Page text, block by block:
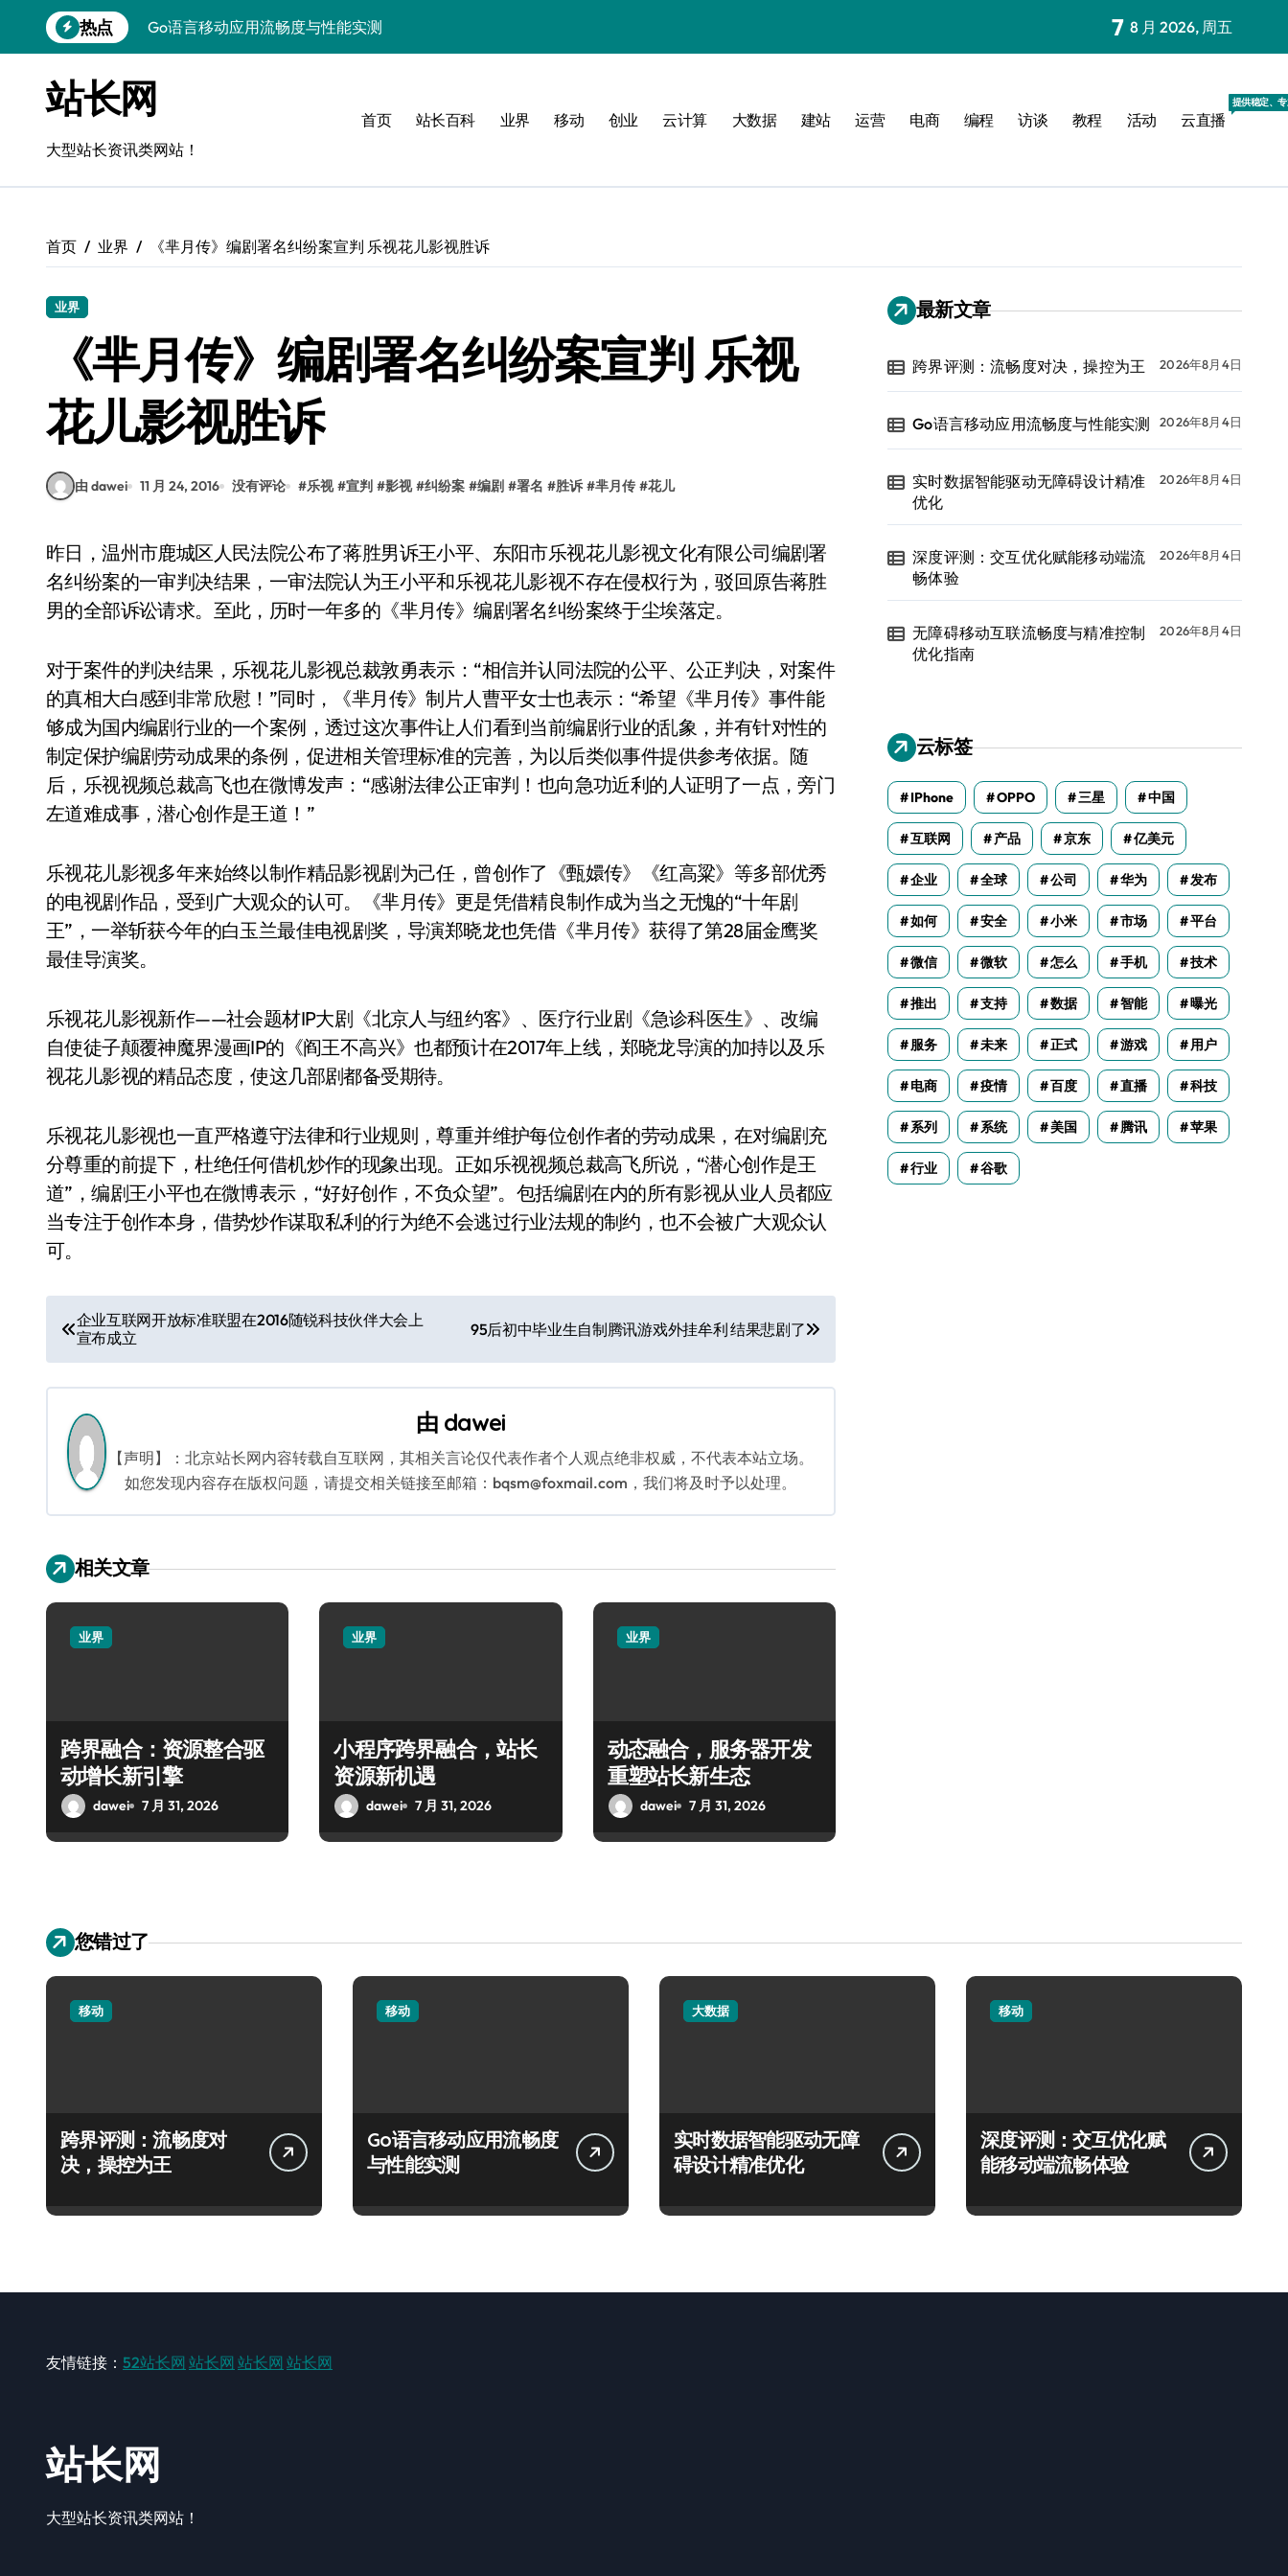
到
热点
Go语言移动应用流畅度与性能实测
深度评测：交互优化赋能移动端流畅体验
无障碍移动互联流畅度与精准控制优化指南
移动互联产品流畅度与精准控制优化实战
移动互联中计算机视觉流畅度与精准度评测
跨界评测：流畅度对决，操控为王
7 8 月 2026, 周五
站长网
大型站长资讯类网站！
首页 站长百科 业界 移动 创业 云计算 大数据 建站 运营 电商 编程 访谈 教程 活动 云直播
提供稳定、
首页 业界 《芈月传》编剧署名纠纷案宣判 乐视花儿影视胜诉
业界
《芈月传》编剧署名纠纷案宣判 乐视
花儿影视胜诉
由 dawei 11 月 24, 2016 没有评论 #乐视 #宣判 #影视 #纠纷案 #编剧 #署名 #胜诉 #芈月传 #花儿
昨日，温州市鹿城区人民法院公布了蒋胜男诉王小平、东阳市乐视花儿影视文化有限公司编剧署
名纠纷案的一审判决结果，一审法院认为王小平和乐视花儿影视不存在侵权行为，驳回原告蒋胜
男的全部诉讼请求。至此，历时一年多的《芈月传》编剧署名纠纷案终于尘埃落定。
对于案件的判决结果，乐视花儿影视总裁敦勇表示：“相信并认同法院的公平、公正判决，对案件
的真相大白感到非常欣慰！”同时，《芈月传》制片人曹平女士也表示：“希望《芈月传》事件能
够成为国内编剧行业的一个案例，透过这次事件让人们看到当前编剧行业的乱象，并有针对性的
制定保护编剧劳动成果的条例，促进相关管理标准的完善，为以后类似事件提供参考依据。随
后，乐视视频总裁高飞也在微博发声：“感谢法律公正审判！也向急功近利的人证明了一点，旁门
左道难成事，潜心创作是王道！”
乐视花儿影视多年来始终以制作精品影视剧为己任，曾创作了《甄嬛传》《红高粱》等多部优秀
的电视剧作品，受到广大观众的认可。《芈月传》更是凭借精良制作成为当之无愧的“十年剧
王”，一举斩获今年的白玉兰最佳电视剧奖，导演郑晓龙也凭借《芈月传》获得了第28届金鹰奖
最佳导演奖。
乐视花儿影视新作——社会题材IP大剧《北京人与纽约客》、医疗行业剧《急诊科医生》、改编
自使徒子颠覆神魔界漫画IP的《阎王不高兴》也都预计在2017年上线，郑晓龙导演的加持以及乐
视花儿影视的精品态度，使这几部剧都备受期待。
乐视花儿影视也一直严格遵守法律和行业规则，尊重并维护每位创作者的劳动成果，在对编剧充
分尊重的前提下，杜绝任何借机炒作的现象出现。正如乐视视频总裁高飞所说，“潜心创作是王
道”，编剧王小平也在微博表示，“好好创作，不负众望”。包括编剧在内的所有影视从业人员都应
当专注于创作本身，借势炒作谋取私利的行为绝不会逃过行业法规的制约，也不会被广大观众认
可。
文
章
导
航
企业互联网开放标准联盟在2016随锐科技伙伴大会上
宣布成立
95后初中毕业生自制腾讯游戏外挂牟利 结果悲剧了
由 dawei
【声明】：北京站长网内容转载自互联网，其相关言论仅代表作者个人观点绝非权威，不代表本站立场。
如您发现内容存在版权问题，请提交相关链接至邮箱：bqsm@foxmail.com，我们将及时予以处理。
相关文章
业界
跨界融合：资源整合驱
动增长新引擎
dawei 7 月 31, 2026
业界
小程序跨界融合，站长
资源新机遇
dawei 7 月 31, 2026
业界
动态融合，服务器开发
重塑站长新生态
dawei 7 月 31, 2026
最新文章
跨界评测：流畅度对决，操控为王 2026年8月4日
Go语言移动应用流畅度与性能实测 2026年8月4日
实时数据智能驱动无障碍设计精准
优化
2026年8月4日
深度评测：交互优化赋能移动端流
畅体验
2026年8月4日
无障碍移动互联流畅度与精准控制
优化指南
2026年8月4日
云标签
IPhone OPPO 三星 中国
互联网 产品 京东 亿美元
企业 全球 公司 华为 发布
如何 安全 小米 市场 平台
微信 微软 怎么 手机 技术
推出 支持 数据 智能 曝光
服务 未来 正式 游戏 用户
电商 疫情 百度 直播 科技
系列 系统 美国 腾讯 苹果
行业 谷歌
您错过了
移动
跨界评测：流畅度对
决，操控为王
移动
Go语言移动应用流畅度
与性能实测
大数据
实时数据智能驱动无障
碍设计精准优化
移动
深度评测：交互优化赋
能移动端流畅体验
友情链接： 52站长网 站长网 站长网 站长网
站长网
大型站长资讯类网站！